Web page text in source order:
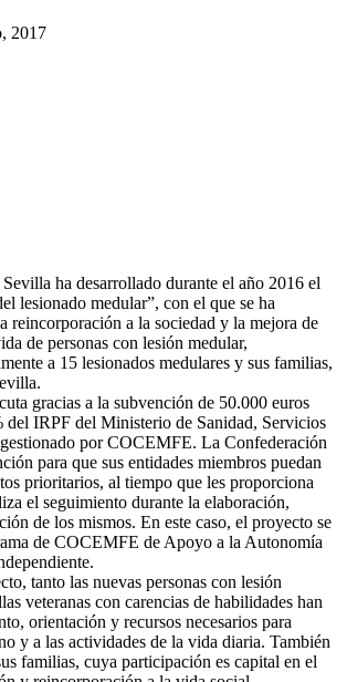
2017
ha desarrollado durante el año 2016 el
lesionado medular”, con el que se ha
reincorporación a la sociedad y la mejora de
de personas con lesión medular,
a 15 lesionados medulares y sus familias,
gracias a la subvención de 50.000 euros
del IRPF del Ministerio de Sanidad, Servicios
por COCEMFE. La Confederación
para que sus entidades miembros puedan
prioritarios, al tiempo que les proporciona
el seguimiento durante la elaboración,
de los mismos. En este caso, el proyecto se
de COCEMFE de Apoyo a la Autonomía
tanto las nuevas personas con lesión
veteranas con carencias de habilidades han
orientación y recursos necesarios para
y a las actividades de la vida diaria. También
familias, cuya participación es capital en el